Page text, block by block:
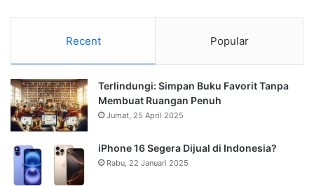
Recent Popular
Terlindungi: Simpan Buku Favorit Tanpa
Membuat Ruangan Penuh
Jumat, 25 April 2025
iPhone 16 Segera Dijual di Indonesia?
Rabu, 22 Januari 2025